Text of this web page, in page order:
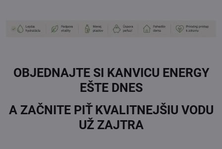
OBJEDNAJTE SI KANVICU ENERGY
EŠTE DNES
A ZAČNITE PIŤ KVALITNEJŠIU VODU
UŽ ZAJTRA